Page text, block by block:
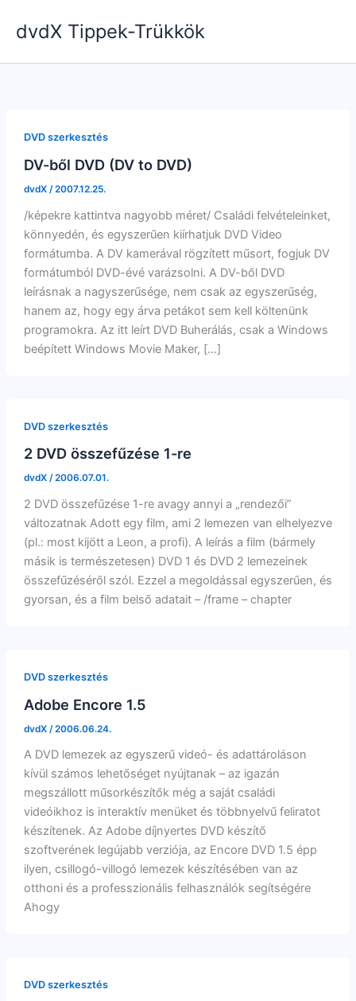
dvdX Tippek-Trükkök
DVD szerkesztés
DV-ből DVD (DV to DVD)
dvdX /2007.12.25.
/képekre kattintva nagyobb méret/ Családi felvételeinket,
könnyedén, és egyszerűen kiírhatjuk DVD Video
formátumba. A DV kamerával rögzített műsort, fogjuk DV
formátumból DVD-évé varázsolni. A DV-ből DVD
leírásnak a nagyszerűsége, nem csak az egyszerűség,
hanem az, hogy egy árva petákot sem kell költenünk
programokra. Az itt leírt DVD Buherálás, csak a Windows
beépített Windows Movie Maker, […]
DVD szerkesztés
2 DVD összefűzése 1-re
dvdX /2006.07.01.
2 DVD összefűzése 1-re avagy annyi a „rendezői”
változatnak Adott egy film, ami 2 lemezen van elhelyezve
(pl.: most kijött a Leon, a profi). A leírás a film (bármely
másik is természetesen) DVD 1 és DVD 2 lemezeinek
összefűzéséről szól. Ezzel a megoldással egyszerűen, és
gyorsan, és a film belső adatait – /frame – chapter
DVD szerkesztés
Adobe Encore 1.5
dvdX /2006.06.24.
A DVD lemezek az egyszerű videó- és adattároláson
kívül számos lehetőséget nyújtanak – az igazán
megszállott műsorkészítők még a saját családi
videóikhoz is interaktív menüket és többnyelvű feliratot
készítenek. Az Adobe díjnyertes DVD készítő
szoftverének legújabb verziója, az Encore DVD 1.5 épp
ilyen, csillogó-villogó lemezek készítésében van az
otthoni és a professzionális felhasználók segítségére
Ahogy
DVD szerkesztés